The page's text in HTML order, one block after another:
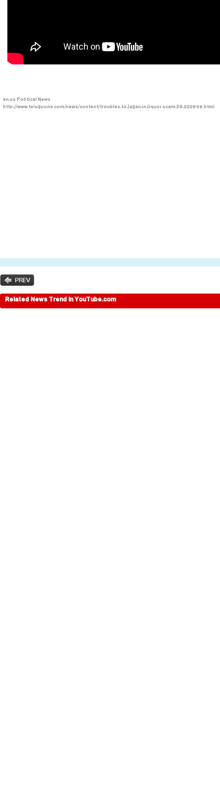
en-usPolitical News
http://www.teluguone.com/news/content/troubles-to-jagan-in-liquor-scam-39-222856.html